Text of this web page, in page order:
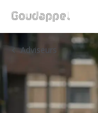
Adviseurs